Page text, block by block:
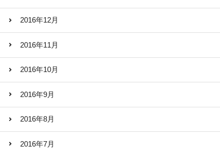
2016年12月
2016年11月
2016年10月
2016年9月
2016年8月
2016年7月